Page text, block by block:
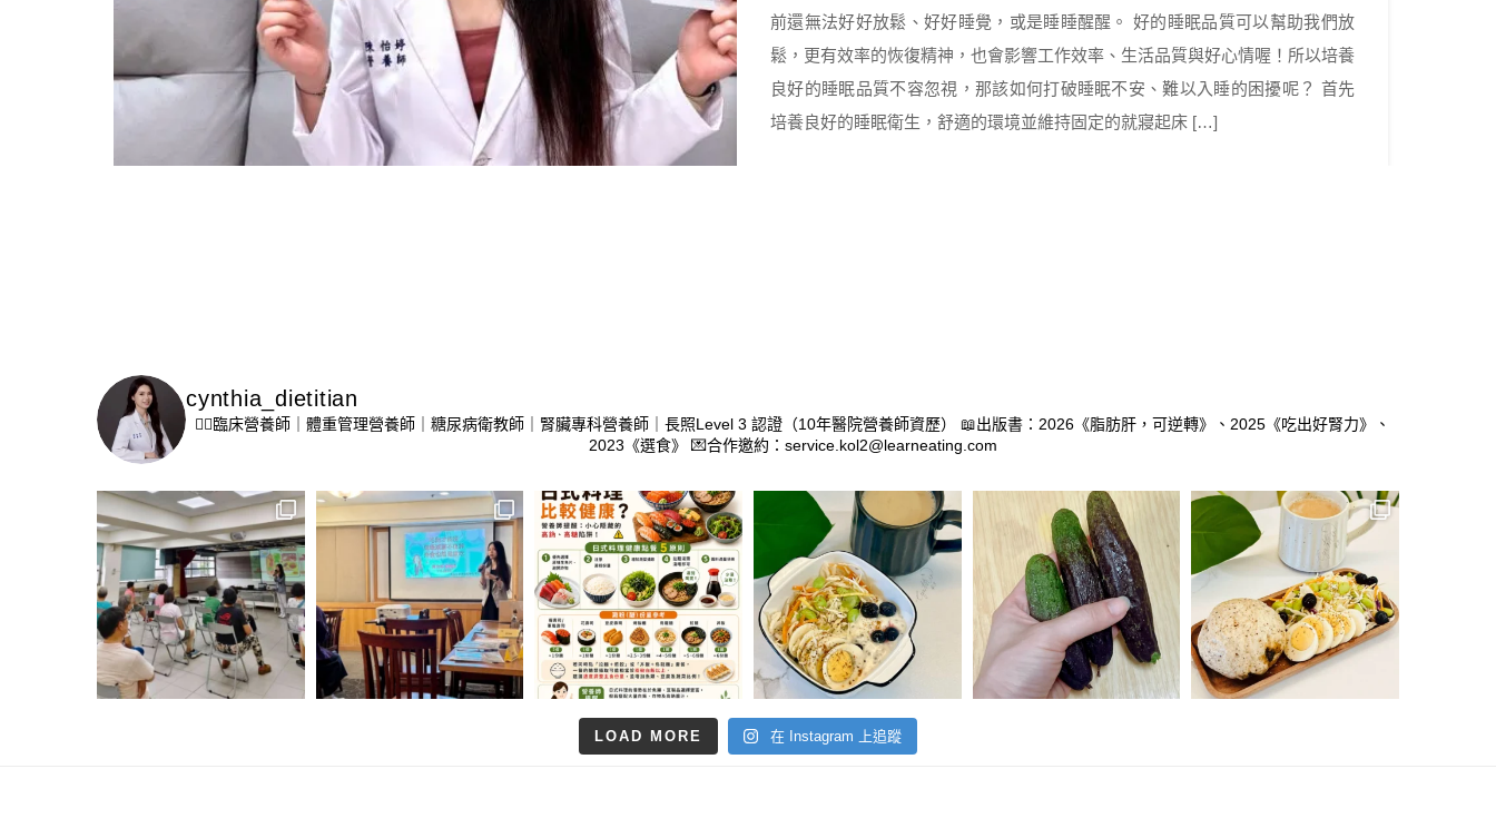
前還無法好好放鬆、好好睡覺，或是睡睡醒醒。 好的睡眠品質可以幫助我們放
鬆，更有效率的恢復精神，也會影響工作效率、生活品質與好心情喔！所以培養
良好的睡眠品質不容忽視，那該如何打破睡眠不安、難以入睡的困擾呢？ 首先
培養良好的睡眠衛生，舒適的環境並維持固定的就寢起床 […]
cynthia_dietitian
👩‍⚕️臨床營養師｜體重管理營養師｜糖尿病衛教師｜腎臟專科營養師｜長照Level 3 認證（10年醫院營養師資歷）
📖出版書：2026《脂肪肝，可逆轉》、2025《吃出好腎力》、
2023《選食》
💌合作邀約：service.kol2@learneating.com
LOAD MORE 在 Instagram 上追蹤